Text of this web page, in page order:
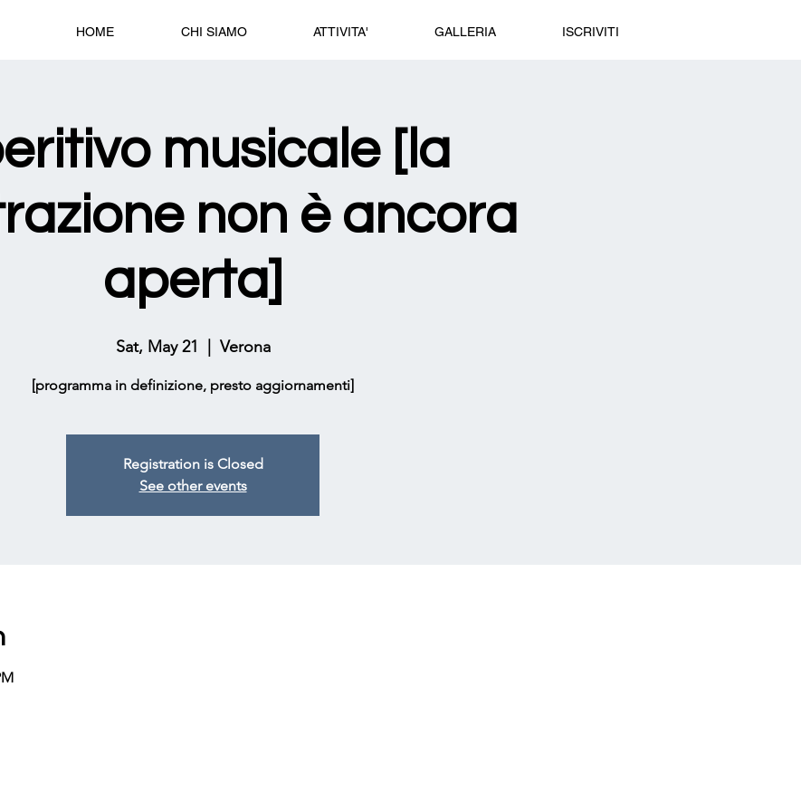
HOME CHI SIAMO ATTIVITA' GALLERIA ISCRIVITI
musicale [la
non è ancora
aperta]
Sat, May 21 Verona
[programma in definizione, presto aggiornamenti]
Registration is Closed
See other events